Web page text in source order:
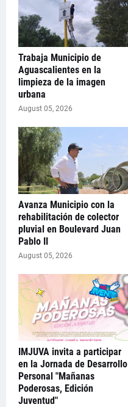
Trabaja Municipio de
Aguascalientes en la
limpieza de la imagen
urbana
August 05, 2026
Avanza Municipio con la
rehabilitación de colector
pluvial en Boulevard Juan
Pablo II
August 05, 2026
IMJUVA invita a participar
en la Jornada de Desarrollo
Personal "Mañanas
Poderosas, Edición
Juventud"